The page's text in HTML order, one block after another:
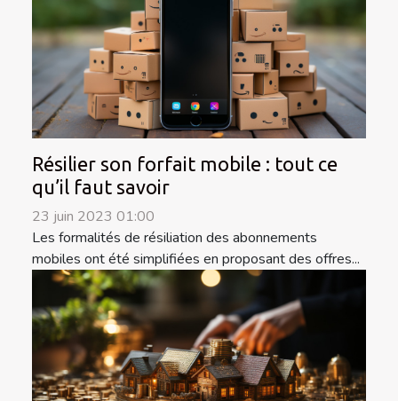
Résilier son forfait mobile : tout ce
qu’il faut savoir
23 juin 2023 01:00
Les formalités de résiliation des abonnements
mobiles ont été simplifiées en proposant des offres...